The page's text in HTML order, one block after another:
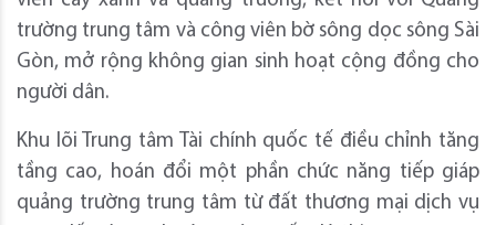
trường trung tâm và công viên bờ sông dọc sông Sài
Gòn, mở rộng không gian sinh hoạt cộng đồng cho
người dân.
Khu lõi Trung tâm Tài chính quốc tế điều chỉnh tăng
tầng cao, hoán đổi một phần chức năng tiếp giáp
quảng trường trung tâm từ đất thương mại dịch vụ